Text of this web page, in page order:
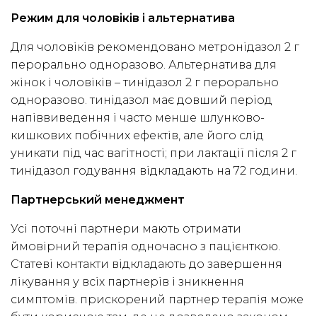
Режим для чоловіків і альтернатива
Для чоловіків рекомендовано метронідазол 2 г
перорально одноразово. Альтернатива для
жінок і чоловіків – тинідазол 2 г перорально
одноразово. тинідазол має довший період
напіввиведення і часто менше шлунково-
кишкових побічних ефектів, але його слід
уникати під час вагітності; при лактації після 2 г
тинідазол годування відкладають на 72 години.
Партнерський менеджмент
Усі поточні партнери мають отримати
ймовірний терапія одночасно з пацієнткою.
Статеві контакти відкладають до завершення
лікування у всіх партнерів і зникнення
симптомів. прискорений партнер терапія може